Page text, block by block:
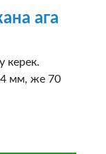
ага
керек.
мм, же 70